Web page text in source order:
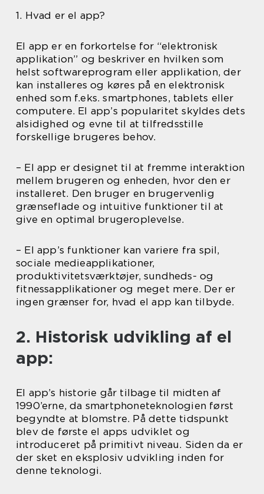
1. Hvad er el app?
El app er en forkortelse for “elektronisk
applikation” og beskriver en hvilken som
helst softwareprogram eller applikation, der
kan installeres og køres på en elektronisk
enhed som f.eks. smartphones, tablets eller
computere. El app’s popularitet skyldes dets
alsidighed og evne til at tilfredsstille
forskellige brugeres behov.
– El app er designet til at fremme interaktion
mellem brugeren og enheden, hvor den er
installeret. Den bruger en brugervenlig
grænseflade og intuitive funktioner til at
give en optimal brugeroplevelse.
– El app’s funktioner kan variere fra spil,
sociale medieapplikationer,
produktivitetsværktøjer, sundheds- og
fitnessapplikationer og meget mere. Der er
ingen grænser for, hvad el app kan tilbyde.
2. Historisk udvikling af el
app:
El app’s historie går tilbage til midten af
1990’erne, da smartphoneteknologien først
begyndte at blomstre. På dette tidspunkt
blev de første el apps udviklet og
introduceret på primitivt niveau. Siden da er
der sket en eksplosiv udvikling inden for
denne teknologi.